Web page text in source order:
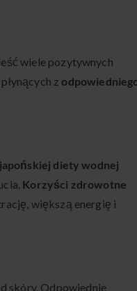
wiele pozytywnych
płynących z
japońskiej diety wodnej
Korzyści zdrowotne
większą energię i
skóry. Odpowiednie